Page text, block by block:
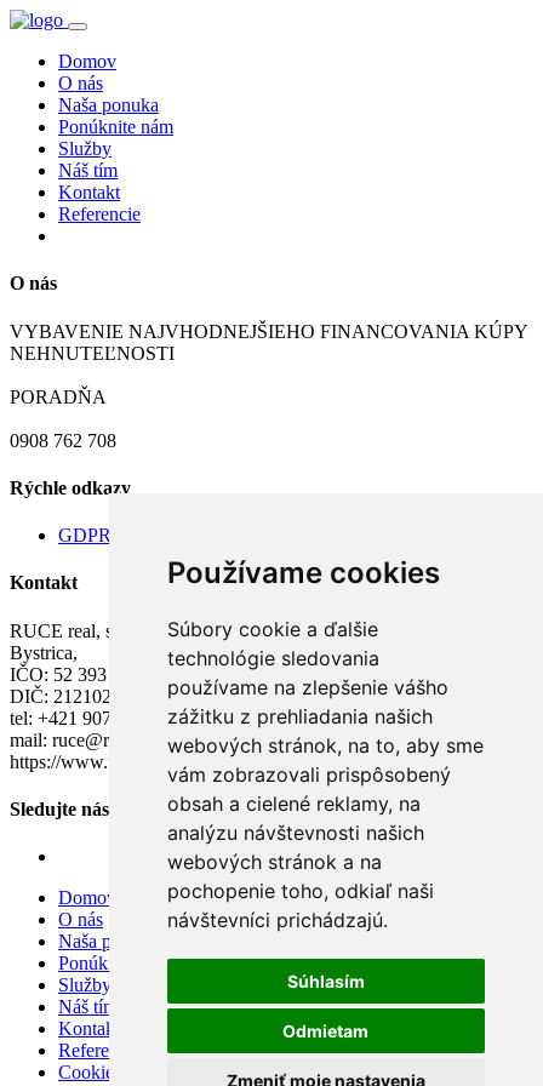
Používame cookies
Súbory cookie a ďalšie
technológie sledovania
používame na zlepšenie vášho
zážitku z prehliadania našich
webových stránok, na to, aby sme
vám zobrazovali prispôsobený
obsah a cielené reklamy, na
analýzu návštevnosti našich
webových stránok a na
pochopenie toho, odkiaľ naši
návštevníci prichádzajú.
Súhlasím
Odmietam
Zmeniť moje nastavenia
Domov
O nás
Naša ponuka
Ponúknite nám
Služby
Náš tím
Kontakt
Referencie
O nás
VYBAVENIE NAJVHODNEJŠIEHO FINANCOVANIA KÚPY
NEHNUTEĽNOSTI
PORADŇA
0908 762 708
Rýchle odkazy
GDPR
Kontakt
RUCE real, s.r.o. M.R. Štefánika 157/45, 017 01 Považská
Bystrica,
IČO: 52 393 704,
DIČ: 2121022363,
tel: +421 907 784 502,
mail: ruce@ruce.sk
https://www.facebook.com/rucereality
Sledujte nás
Domov
O nás
Naša ponuka
Ponúknite nám
Služby
Náš tím
Kontakt
Referencie
Cookies